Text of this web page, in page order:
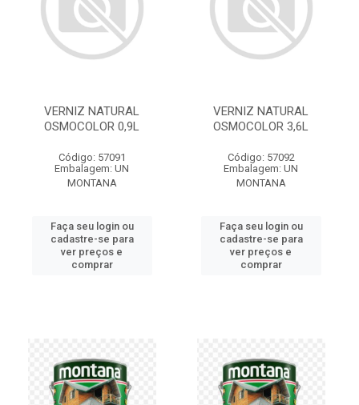
VERNIZ NATURAL
OSMOCOLOR 0,9L
Código: 57091
Embalagem: UN
MONTANA
Faça seu login ou
cadastre-se para
ver preços e
comprar
VERNIZ NATURAL
OSMOCOLOR 3,6L
Código: 57092
Embalagem: UN
MONTANA
Faça seu login ou
cadastre-se para
ver preços e
comprar